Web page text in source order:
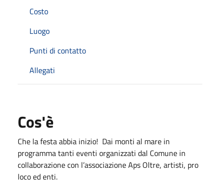
Costo
Luogo
Punti di contatto
Allegati
Cos'è
Che la festa abbia inizio! Dai monti al mare in
programma tanti eventi organizzati dal Comune in
collaborazione con l’associazione Aps Oltre, artisti, pro
loco ed enti.